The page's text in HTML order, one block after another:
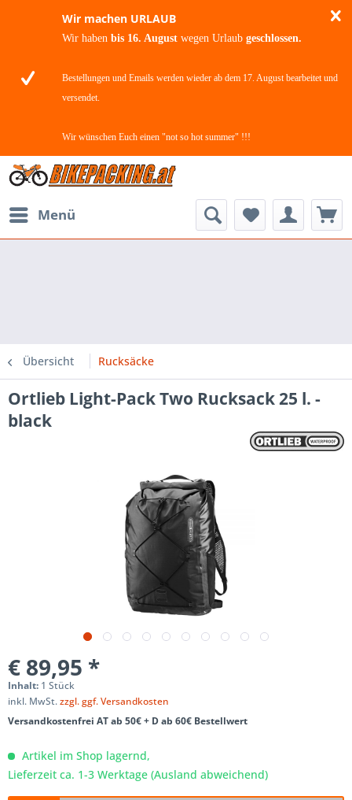
Wir machen URLAUB
Wir haben bis 16. August wegen Urlaub geschlossen.
Bestellungen und Emails werden wieder ab dem 17. August bearbeitet und
versendet.
Wir wünschen Euch einen "not so hot summer" !!!
Menü
Übersicht Rucksäcke
Ortlieb Light-Pack Two Rucksack 25 l. -
black
€ 89,95 *
Inhalt: 1 Stück
inkl. MwSt.zzgl. ggf. Versandkosten
Versandkostenfrei AT ab 50€ + D ab 60€ Bestellwert
Artikel im Shop lagernd,
Lieferzeit ca. 1-3 Werktage (Ausland abweichend)